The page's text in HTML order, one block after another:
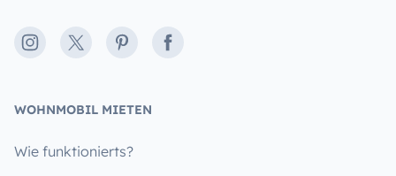
Instagram
X PinterestFacebook
WOHNMOBIL MIETEN
Wie funktionierts?